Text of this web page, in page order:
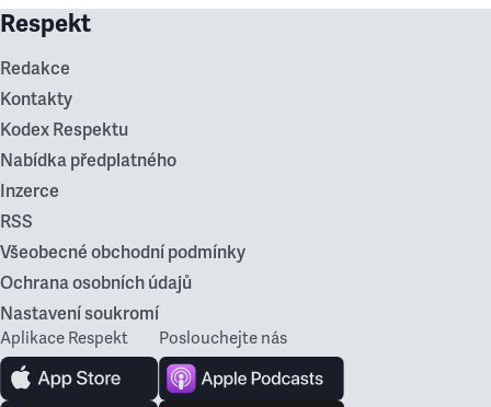
Respekt
Redakce
Kontakty
Kodex Respektu
Nabídka předplatného
Inzerce
RSS
Všeobecné obchodní podmínky
Ochrana osobních údajů
Nastavení soukromí
Aplikace Respekt Poslouchejte nás